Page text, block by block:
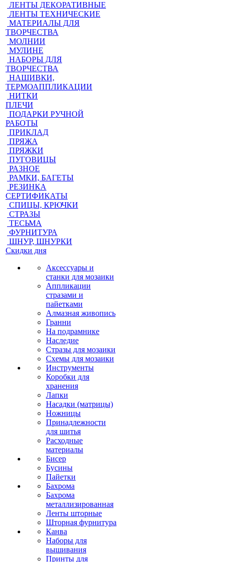
ЛЕНТЫ ДЕКОРАТИВНЫЕ
ЛЕНТЫ ТЕХНИЧЕСКИЕ
МАТЕРИАЛЫ ДЛЯ
ТВОРЧЕСТВА
МОЛНИИ
МУЛИНЕ
НАБОРЫ ДЛЯ
ТВОРЧЕСТВА
НАШИВКИ,
ТЕРМОАППЛИКАЦИИ
НИТКИ
ПЛЕЧИ
ПОДАРКИ РУЧНОЙ
РАБОТЫ
ПРИКЛАД
ПРЯЖА
ПРЯЖКИ
ПУГОВИЦЫ
РАЗНОЕ
РАМКИ, БАГЕТЫ
РЕЗИНКА
СЕРТИФИКАТЫ
СПИЦЫ, КРЮЧКИ
СТРАЗЫ
ТЕСЬМА
ФУРНИТУРА
ШНУР, ШНУРКИ
Скидки дня
Аксессуары и
станки для мозаики
Аппликации
стразами и
пайетками
Алмазная живопись
Гранни
На подрамнике
Наследие
Стразы для мозаики
Схемы для мозаики
Инструменты
Коробки для
хранения
Лапки
Насадки (матрицы)
Ножницы
Принадлежности
для шитья
Расходные
материалы
Бисер
Бусины
Пайетки
Бахрома
Бахрома
металлизированная
Ленты шторные
Шторная фурнитура
Канва
Наборы для
вышивания
Принты для